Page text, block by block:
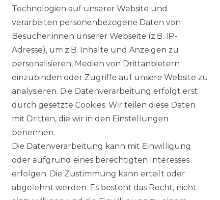
Ähnlicher Artikel
Casa Moda - Modern Fit -
Bügelfreies Herren Hemd mit
extra langem Arm (69 cm) in
verschiedenen Farben
(006539)
UVP 54,99 €
ab 52,99 € *
inkl. ges. MwSt. Versandkosten
Technologien auf unserer Website und
verarbeiten personenbezogene Daten von
Besucher:innen unserer Webseite (z.B. IP-
Adresse), um z.B. Inhalte und Anzeigen zu
personalisieren, Medien von Drittanbietern
einzubinden oder Zugriffe auf unsere Website zu
analysieren. Die Datenverarbeitung erfolgt erst
durch gesetzte Cookies. Wir teilen diese Daten
mit Dritten, die wir in den Einstellungen
benennen.
Die Datenverarbeitung kann mit Einwilligung
oder aufgrund eines berechtigten Interesses
erfolgen. Die Zustimmung kann erteilt oder
abgelehnt werden. Es besteht das Recht, nicht